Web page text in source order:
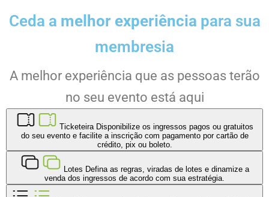
Ceda a melhor experiência para sua
membresia
A melhor experiência que as pessoas terão
no seu evento está aqui
Ticketeira Disponibilize os ingressos pagos ou gratuitos
do seu evento e facilite a inscrição com pagamento por cartão de
crédito, pix ou boleto.
Lotes Defina as regras, viradas de lotes e dinamize a
venda dos ingressos de acordo com sua estratégia.